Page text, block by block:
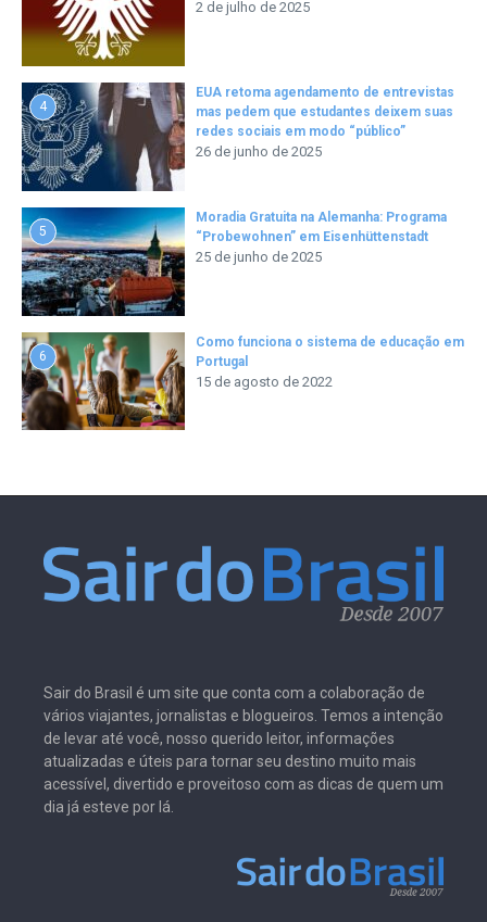
2 de julho de 2025
4
EUA retoma agendamento de entrevistas
mas pedem que estudantes deixem suas
redes sociais em modo “público”
26 de junho de 2025
5
Moradia Gratuita na Alemanha: Programa
“Probewohnen” em Eisenhüttenstadt
25 de junho de 2025
6
Como funciona o sistema de educação em
Portugal
15 de agosto de 2022
Sair do Brasil é um site que conta com a colaboração de
vários viajantes, jornalistas e blogueiros. Temos a intenção
de levar até você, nosso querido leitor, informações
atualizadas e úteis para tornar seu destino muito mais
acessível, divertido e proveitoso com as dicas de quem um
dia já esteve por lá.